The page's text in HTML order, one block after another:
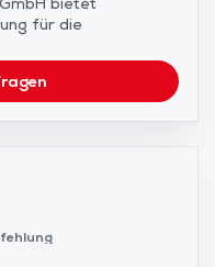
für die